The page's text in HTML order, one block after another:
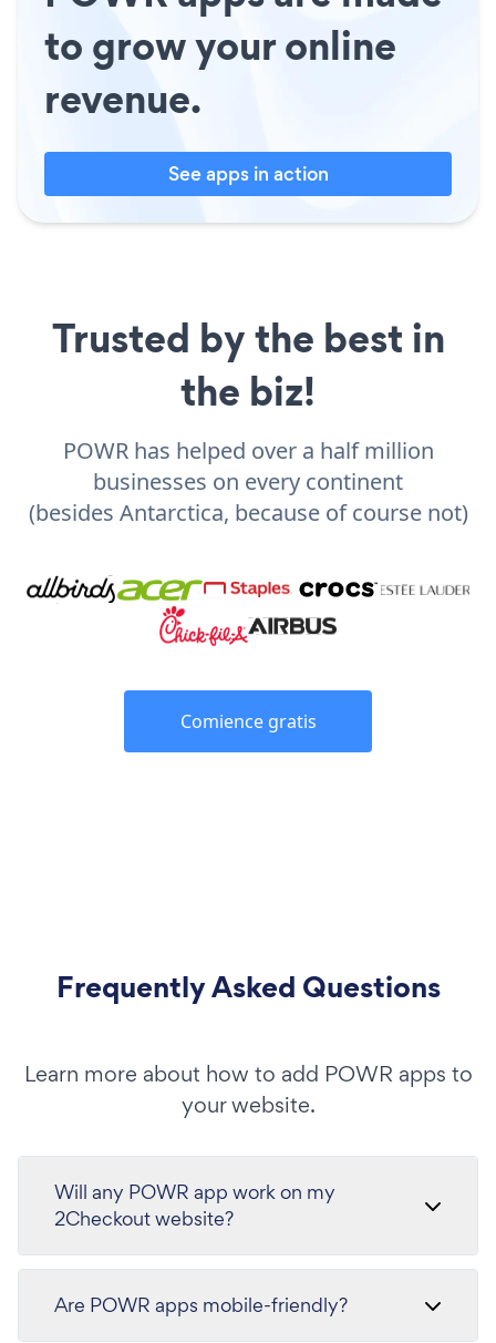
to grow your online
revenue.
See apps in action
Trusted by the best in
the biz!
POWR has helped over a half million
businesses on every continent
(besides Antarctica, because of course not)
Comience gratis
Frequently Asked Questions
Learn more about how to add POWR apps to
your website.
Will any POWR app work on my
2Checkout website?
Are POWR apps mobile-friendly?